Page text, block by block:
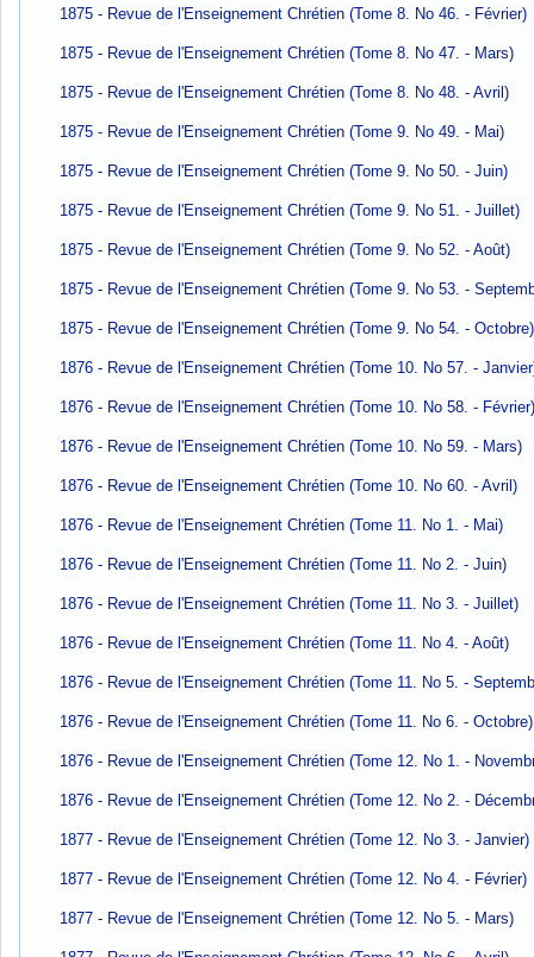
1875 - Revue de l'Enseignement Chrétien (Tome 8. No 46. - Février)
1875 - Revue de l'Enseignement Chrétien (Tome 8. No 47. - Mars)
1875 - Revue de l'Enseignement Chrétien (Tome 8. No 48. - Avril)
1875 - Revue de l'Enseignement Chrétien (Tome 9. No 49. - Mai)
1875 - Revue de l'Enseignement Chrétien (Tome 9. No 50. - Juin)
1875 - Revue de l'Enseignement Chrétien (Tome 9. No 51. - Juillet)
1875 - Revue de l'Enseignement Chrétien (Tome 9. No 52. - Août)
1875 - Revue de l'Enseignement Chrétien (Tome 9. No 53. -
1875 - Revue de l'Enseignement Chrétien (Tome 9. No 54. - Octobre)
1876 - Revue de l'Enseignement Chrétien (Tome 10. No 57. -
1876 - Revue de l'Enseignement Chrétien (Tome 10. No 58. -
1876 - Revue de l'Enseignement Chrétien (Tome 10. No 59. - Mars)
1876 - Revue de l'Enseignement Chrétien (Tome 10. No 60. - Avril)
1876 - Revue de l'Enseignement Chrétien (Tome 11. No 1. - Mai)
1876 - Revue de l'Enseignement Chrétien (Tome 11. No 2. - Juin)
1876 - Revue de l'Enseignement Chrétien (Tome 11. No 3. - Juillet)
1876 - Revue de l'Enseignement Chrétien (Tome 11. No 4. - Août)
1876 - Revue de l'Enseignement Chrétien (Tome 11. No 5. -
1876 - Revue de l'Enseignement Chrétien (Tome 11. No 6. - Octobre)
1876 - Revue de l'Enseignement Chrétien (Tome 12. No 1. -
1876 - Revue de l'Enseignement Chrétien (Tome 12. No 2. -
1877 - Revue de l'Enseignement Chrétien (Tome 12. No 3. - Janvier)
1877 - Revue de l'Enseignement Chrétien (Tome 12. No 4. - Février)
1877 - Revue de l'Enseignement Chrétien (Tome 12. No 5. - Mars)